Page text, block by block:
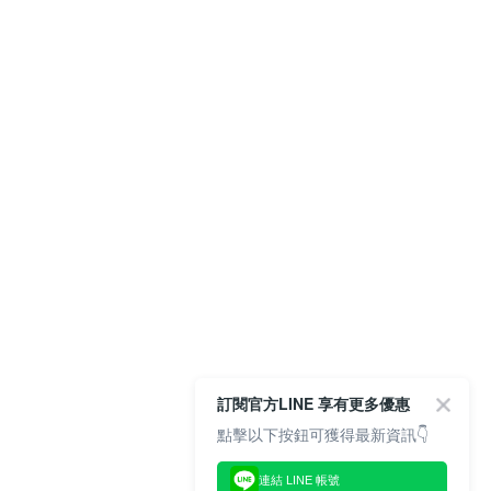
訂閱官方LINE 享有更多優惠
點擊以下按鈕可獲得最新資訊👇
連結 LINE 帳號